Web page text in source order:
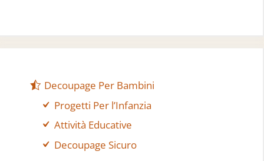
Decoupage Per Bambini
Progetti Per l’Infanzia
Attività Educative
Decoupage Sicuro